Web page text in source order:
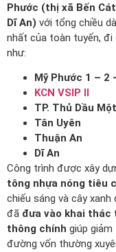
Phước (thị xã Bến
Dĩ An) với tổng chiều
nhất của toàn tuyến, đi
như:
Mỹ Phước 1 – 2
KCN VSIP II
TP. Thủ Dầu Một
Tân Uyên
Thuận An
Dĩ An
Công trình được xây
tông nhựa nóng tiêu
chiếu sáng và cây xanh
đã đưa vào khai thác
thông chính giúp
đường vốn thường